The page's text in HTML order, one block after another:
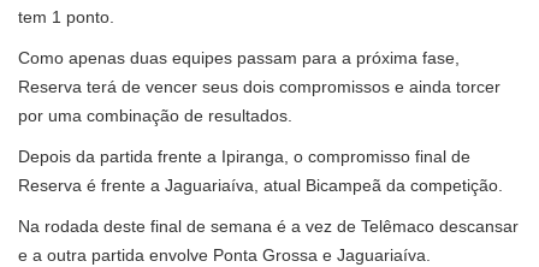
tem 1 ponto.
Como apenas duas equipes passam para a próxima fase,
Reserva terá de vencer seus dois compromissos e ainda torcer
por uma combinação de resultados.
Depois da partida frente a Ipiranga, o compromisso final de
Reserva é frente a Jaguariaíva, atual Bicampeã da competição.
Na rodada deste final de semana é a vez de Telêmaco descansar
e a outra partida envolve Ponta Grossa e Jaguariaíva.